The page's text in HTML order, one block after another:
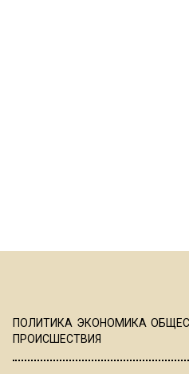
ПОЛИТИКА ЭКОНОМИКА
ПРОИСШЕСТВИЯ